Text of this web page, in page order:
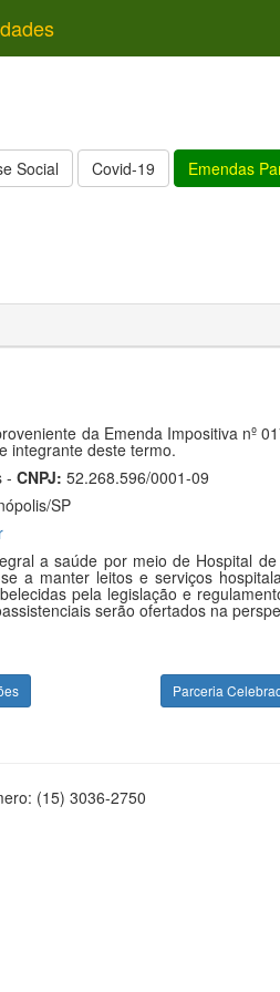
Social Covid-19 Emendas
da Emenda Impositiva nº
integrante deste termo.
- CNPJ: 52.268.596/0001-09
SP
a saúde por meio de Hospital
a manter leitos e serviços
pela legislação e
serão ofertados na
Parceria
(15) 3036-2750